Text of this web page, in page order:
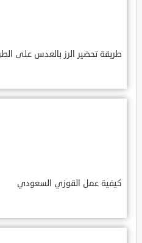
طريقة تحضير الرز بالعدس على
كيفية عمل القوزي السعودي